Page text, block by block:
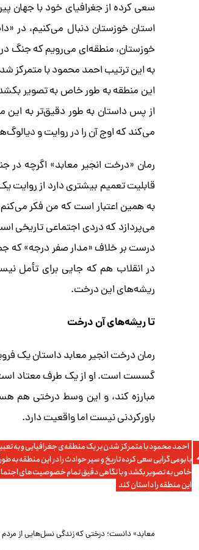
سعی کرده از جغرافیای خود با جهان
استان خوزستان دنبال می‌کنیم، در
به این ترتیب احمد محمود با متمرکز
این منطقه به طور خاص به تصویر
از پس داستان به طور دقیق‌تر به این
می‌کند که اوج آن را در روایت و
رمان «درخت انجیر معابد» اگرچه در
قابلیت تعمیم بیشتری دارد از روایت
به همین اعتبار است که من فکر می‌کنم
می‌پردازد که دردی اجتماعی تاریخی
در انقلاب هم که جایی برای تأمل
ریشه‌ها‌ی این درخت.
تا ریشه‌های آن درخت
رمان درخت انجیر معابد داستان یک
گسست است. او از یک طرف معتاد است
مبارزه کند، و این وسط درختی هم
باورکردنی نیست اما واقعیت دارد.
احمد محمود با متمرکز شدن بر یک منطقه‌ی جغرافیایی و به
با بومی‌گرایی سعی کرده تاریخ و سیر حوادث را در این منطقه به طور
خاص به تصویر بکشد و با نگاهی دقیق تمام خصوصیت‌های
این منطقه را داستان کند
معابد» دانست؛ درختی که زندگی نسل‌هایی از مردم